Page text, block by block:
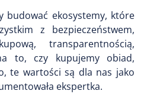
budować ekosystemy, które
z bezpieczeństwem,
transparentnością,
to, czy kupujemy obiad,
te wartości są dla nas jako
ekspertka.